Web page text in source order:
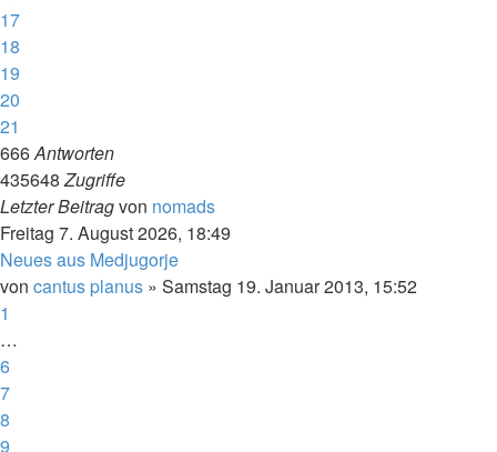
17
18
19
20
21
666Antworten
435648Zugriffe
Letzter Beitragvon nomads
Freitag 7. August 2026, 18:49
Neues aus Medjugorje
von cantus planus » Samstag 19. Januar 2013, 15:52
1
…
6
7
8
9